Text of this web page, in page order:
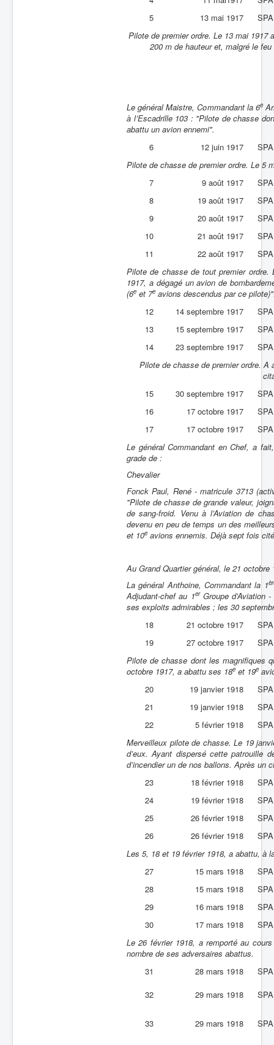
5
13 mai 1917
Pilote de premier ordre. Le 13 mai 1917
200 m de hauteur et, malgré le
Le général Maistre, Commandant la 6e
à l’Escadrille 103 : "Pilote de chasse
abattu un avion ennemi".
6
12 juin 1917
Pilote de chasse de premier ordre. Le 5
7
9 août 1917
8
19 août 1917
9
20 août 1917
10
21 août 1917
11
22 août 1917
Pilote de chasse de tout premier
1917, a dégagé un avion de
(6e et 7e avions descendus par ce
12
14 septembre 1917
13
15 septembre 1917
14
23 septembre 1917
Pilote de chasse de premier ordre.
15
30 septembre 1917
16
17 octobre 1917
17
17 octobre 1917
Le général Commandant en Chef, a
grade de :
Chevalier
Fonck Paul, René - matricule 3713
"Pilote de chasse de grande valeur,
de sang-froid. Venu à l’Aviation de
devenu en peu de temps un des
et 10e avions ennemis. Déjà sept fois
Au Grand Quartier général, le 21 octobre
La général Anthoine, Commandant la 1
Adjudant-chef au 1erGroupe d’Aviation
ses exploits admirables ; les 30
18
21 octobre 1917
19
27 octobre 1917
Pilote de chasse dont les magnifiques
octobre 1917, a abattu ses 18e et 19e
20
19 janvier 1918
21
19 janvier 1918
22
5 février 1918
Merveilleux pilote de chasse. Le 19
d’eux. Ayant dispersé cette patrouille
d’incendier un de nos ballons. Après un
23
18 février 1918
24
19 février 1918
25
26 février 1918
26
26 février 1918
Les 5, 18 et 19 février 1918, a abattu, à
27
15 mars 1918
28
15 mars 1918
29
16 mars 1918
30
17 mars 1918
Le 26 février 1918, a remporté au
nombre de ses adversaires abattus.
31
28 mars 1918
32
29 mars 1918
33 29 mars 1918